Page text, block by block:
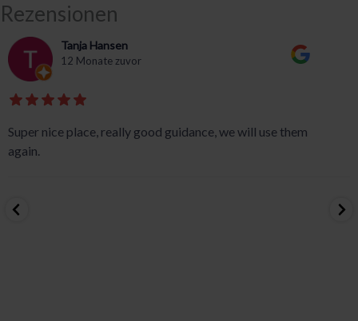
Rezensionen
Tanja Hansen
12 Monate zuvor
Super nice place, really good guidance, we will use them
again.